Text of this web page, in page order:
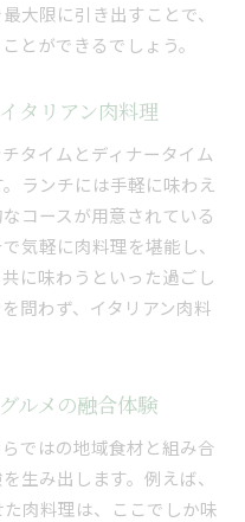
大限に引き出すことで、
とができるでしょう。
タリアン肉料理
タイムとディナータイム
ランチには手軽に味わえ
コースが用意されている
気軽に肉料理を堪能し、
に味わうといった過ごし
問わず、イタリアン肉料
ルメの融合体験
ではの地域食材と組み合
生み出します。例えば、
肉料理は、ここでしか味